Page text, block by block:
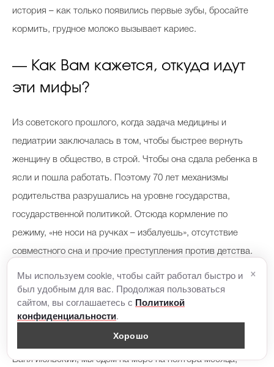
история – как только появились первые зубы, бросайте
кормить, грудное молоко вызывает кариес.
— Как Вам кажется, откуда идут
эти мифы?
Из советского прошлого, когда задача медицины и
педиатрии заключалась в том, чтобы быстрее вернуть
женщину в общество, в строй. Чтобы она сдала ребенка в
ясли и пошла работать. Поэтому 70 лет механизмы
родительства разрушались на уровне государства,
государственной политикой. Отсюда кормление по
режиму, «не носи на ручках – избалуешь», отсутствие
совместного сна и прочие преступления против детства.
— А Вы сколько кормили детей?
Луку я кормила 1 год и 3 месяца, Марфа в 11 месяцев
бросила сама, Ваньку я кормлю до сих пор, хочу до двух.
Ваня июльский, мы едем на море на полтора месяца,
Мы используем cookie, чтобы сайт работал быстро и
был удобным для вас. Продолжая пользоваться
сайтом, вы соглашаетесь с Политикой
конфиденциальности.
Хорошо
×